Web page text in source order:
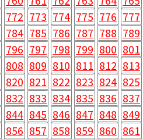
772 773 774 775 776 777
784 785 786 787 788 789
796 797 798 799 800 801
808 809 810 811 812 813
820 821 822 823 824 825
832 833 834 835 836 837
844 845 846 847 848 849
856 857 858 859 860 861